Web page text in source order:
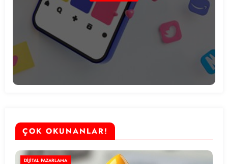
ÇOK OKUNANLAR!
E-TICARET